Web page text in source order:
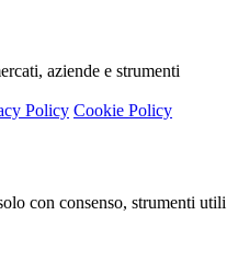
aziende e strumenti
Policy Cookie Policy
con consenso, strumenti utili